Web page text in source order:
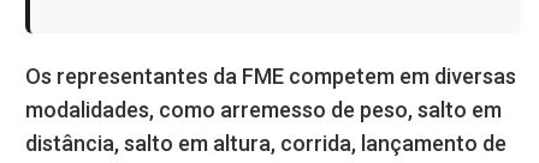
Os representantes da FME competem em diversas
modalidades, como arremesso de peso, salto em
distância, salto em altura, corrida, lançamento de